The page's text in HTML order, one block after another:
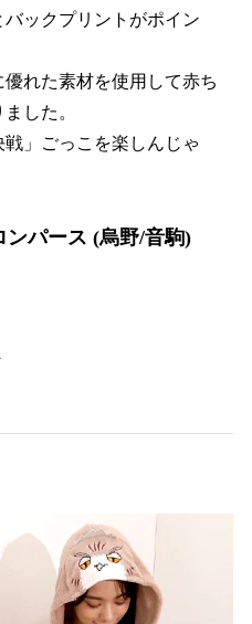
ックプリントがポイン
れた素材を使用して赤ち
した。
」ごっこを楽しんじゃ
パース (烏野/音駒)